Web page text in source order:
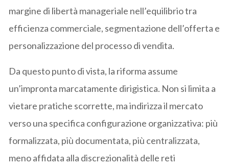
margine di libertà manageriale nell’equilibrio tra
efficienza commerciale, segmentazione dell’offerta e
personalizzazione del processo di vendita.
Da questo punto di vista, la riforma assume
un’impronta marcatamente dirigistica. Non si limita a
vietare pratiche scorrette, ma indirizza il mercato
verso una specifica configurazione organizzativa: più
formalizzata, più documentata, più centralizzata,
meno affidata alla discrezionalità delle reti